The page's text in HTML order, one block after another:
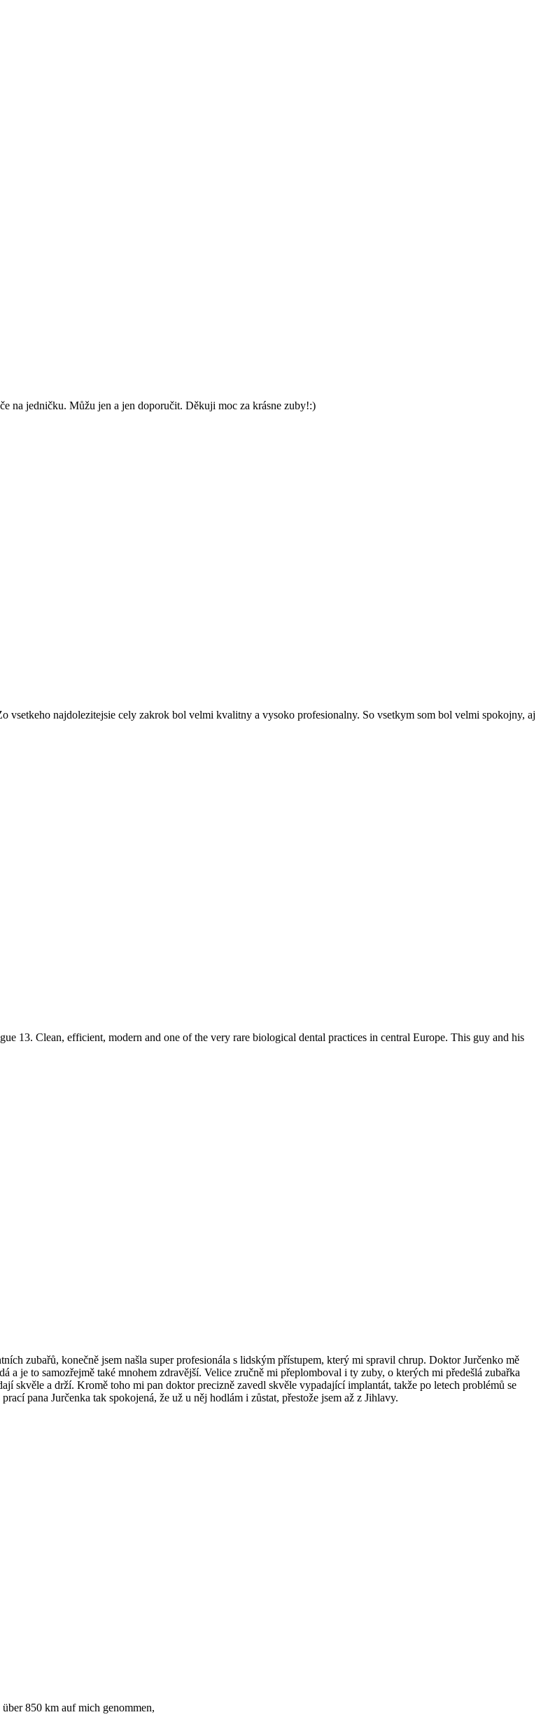
na jedničku. Můžu jen a jen doporučit. Děkuji moc za krásne zuby!:)
najdolezitejsie cely zakrok bol velmi kvalitny a vysoko profesionalny. So vsetkym som bol velmi spokojny, aj
13. Clean, efficient, modern and one of the very rare biological dental practices in central Europe. This guy and his
zubařů, konečně jsem našla super profesionála s lidským přístupem, který mi spravil chrup. Doktor Jurčenko mě
je to samozřejmě také mnohem zdravější. Velice zručně mi přeplomboval i ty zuby, o kterých mi předešlá zubařka
skvěle a drží. Kromě toho mi pan doktor precizně zavedl skvěle vypadající implantát, takže po letech problémů se
pana Jurčenka tak spokojená, že už u něj hodlám i zůstat, přestože jsem až z Jihlavy.
850 km auf mich genommen,